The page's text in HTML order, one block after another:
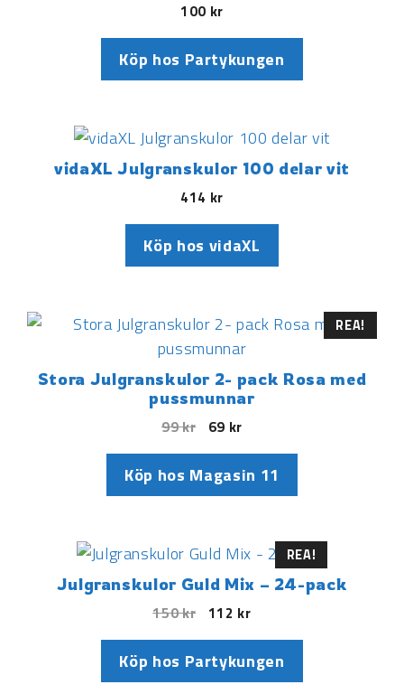
100 kr
Köp hos Partykungen
vidaXL Julgranskulor 100 delar vit
414 kr
Köp hos vidaXL
REA!
Stora Julgranskulor 2- pack Rosa med
pussmunnar
99kr 69 kr
Köp hos Magasin 11
REA!
Julgranskulor Guld Mix – 24-pack
150kr 112 kr
Köp hos Partykungen